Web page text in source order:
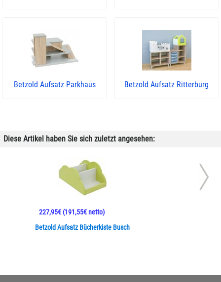
Betzold Aufsatz Parkhaus Betzold Aufsatz Ritterburg
Diese Artikel haben Sie sich zuletzt angesehen:
Betzold Aufsatz Bücherkiste Busch
227,95€(191,55€ netto)